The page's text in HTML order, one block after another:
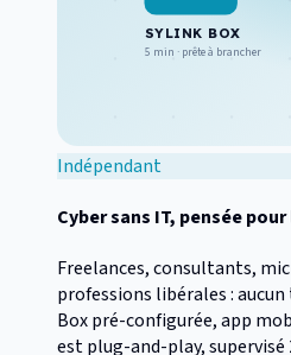
SYLINK BOX
5 min · prête à brancher
Indépendant
Cyber sans IT, pensée
Freelances, consultants,
professions libérales :
Box pré-configurée, app
est plug-and-play, supervisé